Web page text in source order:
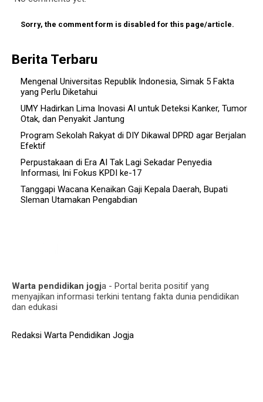
Sorry, the comment form is disabled for this page/article.
Berita Terbaru
Mengenal Universitas Republik Indonesia, Simak 5 Fakta
yang Perlu Diketahui
UMY Hadirkan Lima Inovasi AI untuk Deteksi Kanker, Tumor
Otak, dan Penyakit Jantung
Program Sekolah Rakyat di DIY Dikawal DPRD agar Berjalan
Efektif
Perpustakaan di Era AI Tak Lagi Sekadar Penyedia
Informasi, Ini Fokus KPDI ke-17
Tanggapi Wacana Kenaikan Gaji Kepala Daerah, Bupati
Sleman Utamakan Pengabdian
Warta pendidikan jogja - Portal berita positif yang
menyajikan informasi terkini tentang fakta dunia pendidikan
dan edukasi
Redaksi Warta Pendidikan Jogja